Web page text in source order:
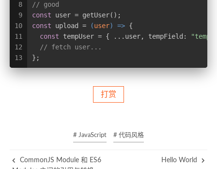
8
9
10
11
12
13
// good
const user = getUser();
const upload = (user) => {
const tempUser = { ...user, tempField :
"temp
// fetch user...
};
打赏
# JavaScript # 代码风格
CommonJS Module 和 ES6
Hello World